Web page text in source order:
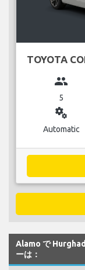
TOYOTA
group
5
miscellaneous_services
Automatic
Alamo で
ーは：